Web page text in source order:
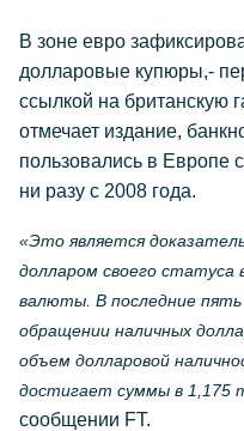
В зоне евро
долларовые купюры,-
ссылкой на британскую
отмечает издание,
пользовались в Европе
ни разу с 2008 года.
«Это является
долларом своего статуса
валюты. В последние
обращении наличных
объем долларовой
достигает суммы в 1,175
сообщении FT.